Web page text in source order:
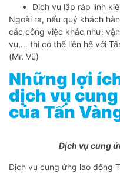
Dịch vụ lắp ráp linh
Ngoài ra, nếu quý khách
các công việc khác như:
vụ,… thì có thể liên hệ với
(Mr. Vũ)
Những lợi
dịch vụ
của Tấn
Dịch vụ cung
Dịch vụ cung ứng lao động